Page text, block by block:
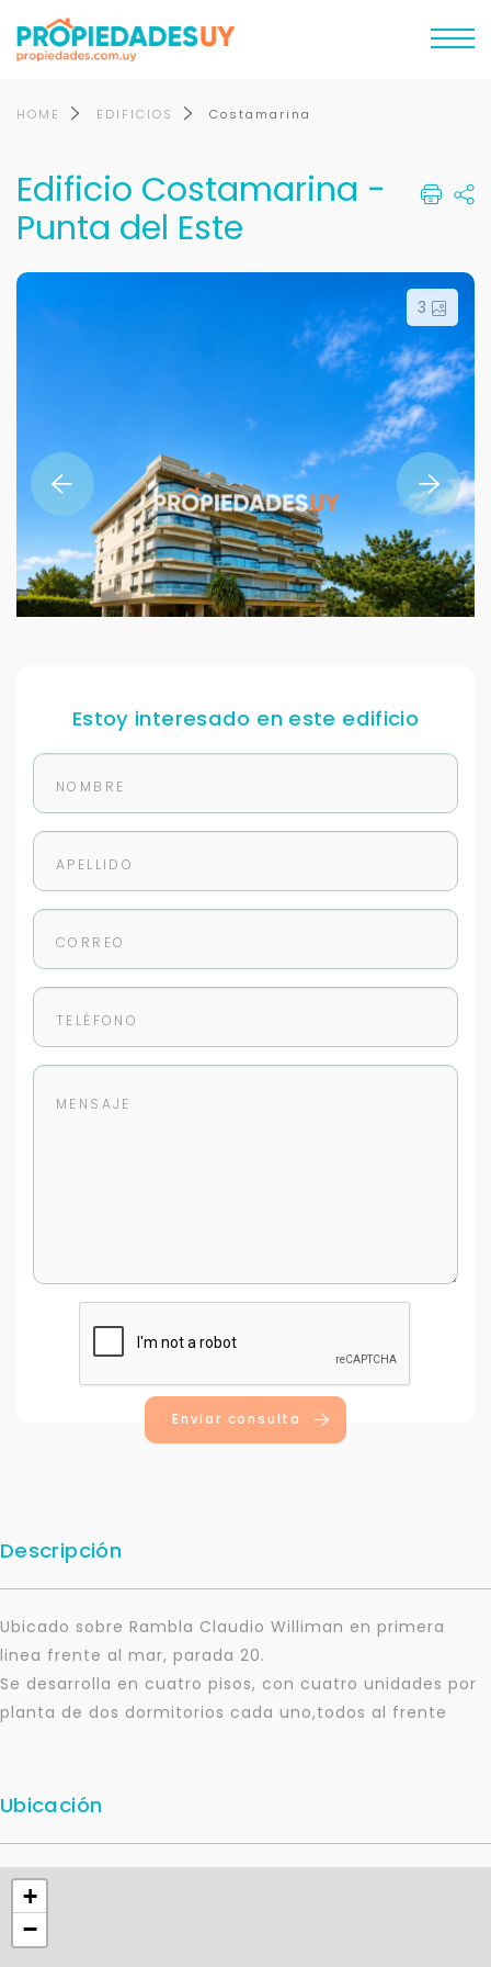
HOME EDIFICIOS Costamarina
Edificio Costamarina -
Punta del Este
3
Estoy interesado en este edificio
Enviar consulta
Descripción
Ubicado sobre Rambla Claudio Williman en primera
linea frente al mar, parada 20.
Se desarrolla en cuatro pisos, con cuatro unidades por
planta de dos dormitorios cada uno,todos al frente
Ubicación
+
−